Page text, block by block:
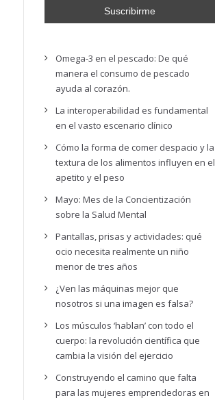
Omega-3 en el pescado: De qué
manera el consumo de pescado
ayuda al corazón.
La interoperabilidad es fundamental
en el vasto escenario clínico
Cómo la forma de comer despacio y la
textura de los alimentos influyen en el
apetito y el peso
Mayo: Mes de la Concientización
sobre la Salud Mental
Pantallas, prisas y actividades: qué
ocio necesita realmente un niño
menor de tres años
¿Ven las máquinas mejor que
nosotros si una imagen es falsa?
Los músculos ‘hablan’ con todo el
cuerpo: la revolución científica que
cambia la visión del ejercicio
Construyendo el camino que falta
para las mujeres emprendedoras en